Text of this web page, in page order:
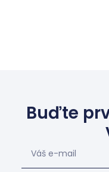
Buďte